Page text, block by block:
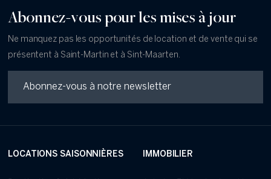
Abonnez-vous pour les mises à jour
Ne manquez pas les opportunités de location et de vente qui se
présentent à Saint-Martin et à Sint-Maarten.
LOCATIONS SAISONNIÈRES IMMOBILIER